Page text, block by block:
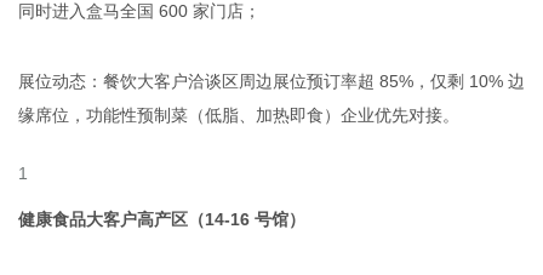
同时进入盒马全国 600 家门店；
展位动态：餐饮大客户洽谈区周边展位预订率超 85%，仅剩 10% 边
缘席位，功能性预制菜（低脂、加热即食）企业优先对接。
健康食品大客户高产区（14-16 号馆）